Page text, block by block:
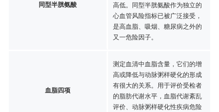
同型半胱氨酸
高低。同型半胱氨酸作为独立的
心血管风险指标已被广泛接受，
是高血脂、吸烟、糖尿病之外的
又一危险因子。
血脂四项
测定血清中血脂含量，它们的增
高或降低与动脉粥样硬化的形成
有很大的关系。用于评价受检者
的脂肪代谢水平，血脂代谢紊乱
评价、动脉粥样硬化性疾病危险